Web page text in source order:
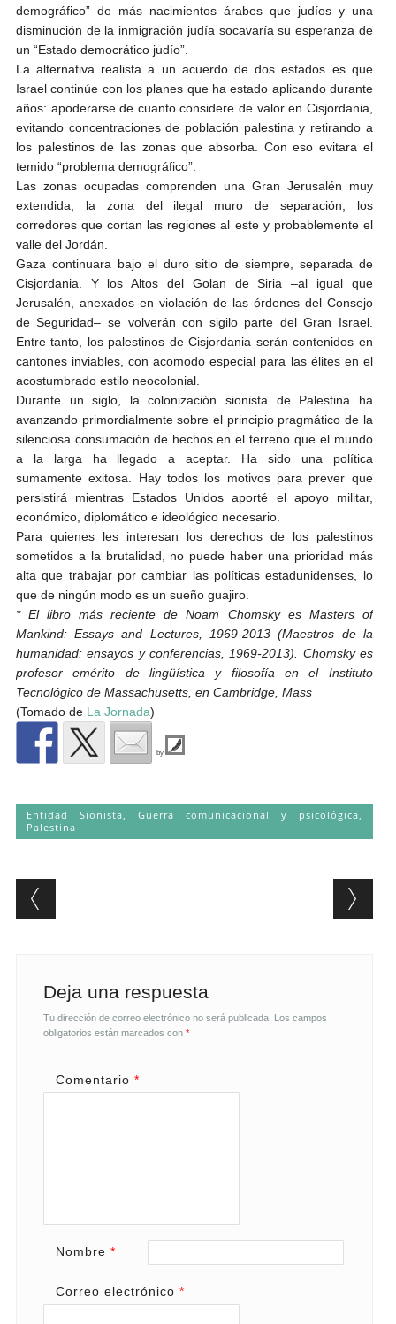
demográfico” de más nacimientos árabes que judíos y una
disminución de la inmigración judía socavaría su esperanza de
un “Estado democrático judío”.
La alternativa realista a un acuerdo de dos estados es que
Israel continúe con los planes que ha estado aplicando durante
años: apoderarse de cuanto considere de valor en Cisjordania,
evitando concentraciones de población palestina y retirando a
los palestinos de las zonas que absorba. Con eso evitara el
temido “problema demográfico”.
Las zonas ocupadas comprenden una Gran Jerusalén muy
extendida, la zona del ilegal muro de separación, los
corredores que cortan las regiones al este y probablemente el
valle del Jordán.
Gaza continuara bajo el duro sitio de siempre, separada de
Cisjordania. Y los Altos del Golan de Siria –al igual que
Jerusalén, anexados en violación de las órdenes del Consejo
de Seguridad– se volverán con sigilo parte del Gran Israel.
Entre tanto, los palestinos de Cisjordania serán contenidos en
cantones inviables, con acomodo especial para las élites en el
acostumbrado estilo neocolonial.
Durante un siglo, la colonización sionista de Palestina ha
avanzando primordialmente sobre el principio pragmático de la
silenciosa consumación de hechos en el terreno que el mundo
a la larga ha llegado a aceptar. Ha sido una política
sumamente exitosa. Hay todos los motivos para prever que
persistirá mientras Estados Unidos aporté el apoyo militar,
económico, diplomático e ideológico necesario.
Para quienes les interesan los derechos de los palestinos
sometidos a la brutalidad, no puede haber una prioridad más
alta que trabajar por cambiar las políticas estadunidenses, lo
que de ningún modo es un sueño guajiro.
* El libro más reciente de Noam Chomsky es Masters of
Mankind: Essays and Lectures, 1969-2013 (Maestros de la
humanidad: ensayos y conferencias, 1969-2013). Chomsky es
profesor emérito de lingüística y filosofía en el Instituto
Tecnológico de Massachusetts, en Cambridge, Mass
(Tomado de La Jornada)
by
Entidad Sionista, Guerra comunicacional y psicológica,
Palestina
Post navigation
Deja una respuesta
Tu dirección de correo electrónico no será publicada. Los campos
obligatorios están marcados con *
Comentario *
Nombre *
Correo electrónico *